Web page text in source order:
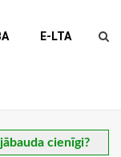
E-LTA
cienīgi?